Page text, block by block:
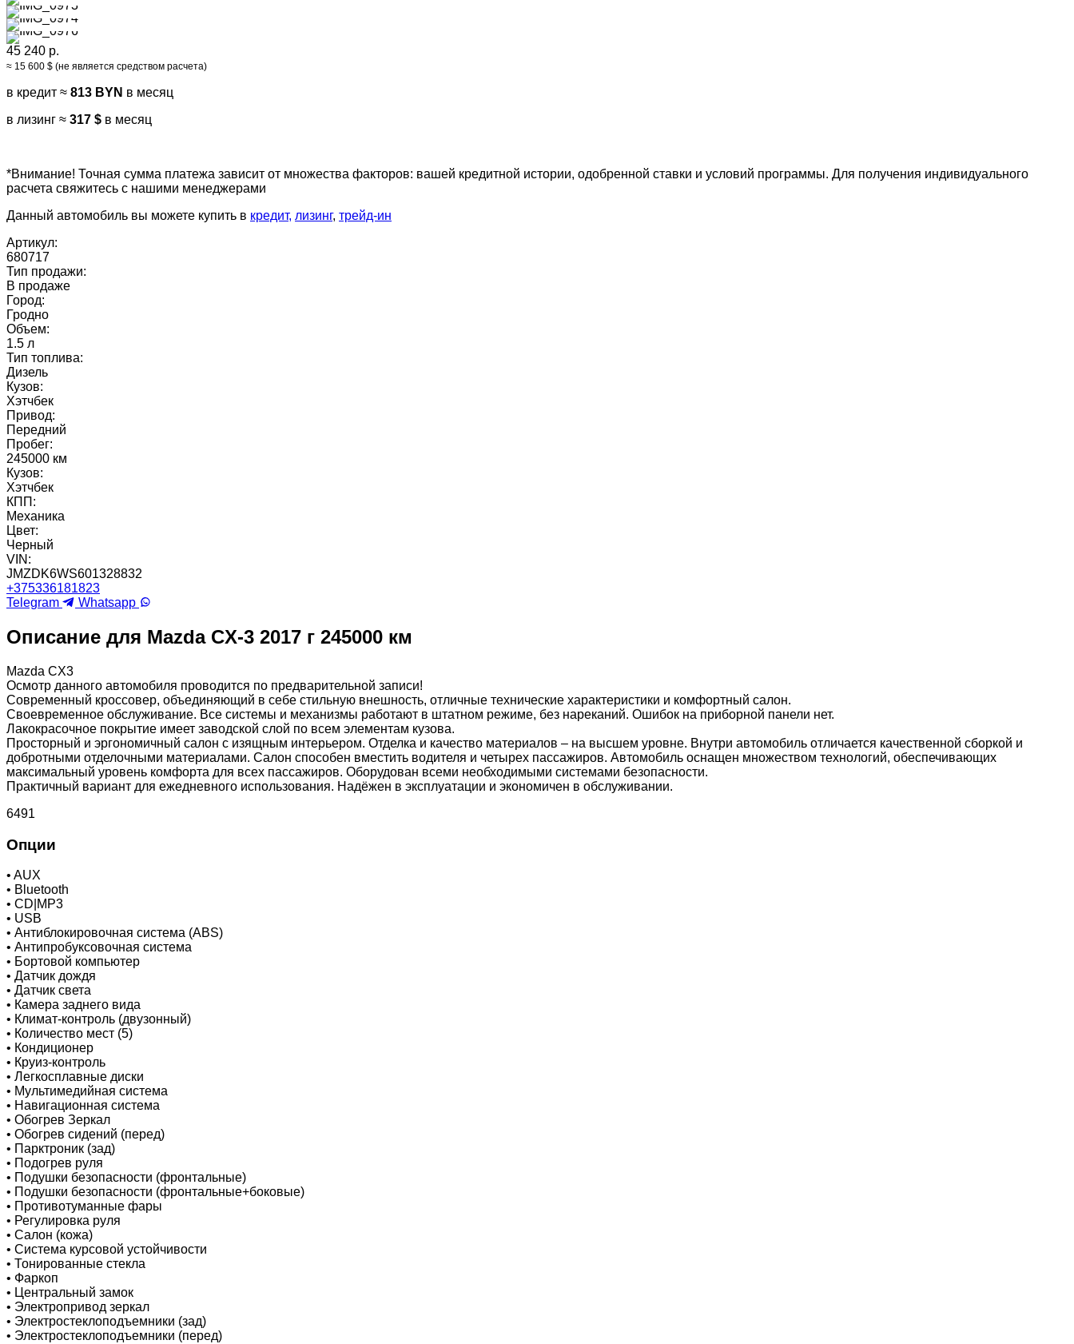
45 240 р.
≈ 15 600 $ (не является средством расчета)
в кредит ≈ 813 BYN в месяц
в лизинг ≈ 317 $ в месяц
*Внимание! Точная сумма платежа зависит от множества факторов: вашей кредитной истории, одобренной ставки и условий программы. Для получения индивидуального
расчета свяжитесь с нашими менеджерами
Данный автомобиль вы можете купить в кредит, лизинг, трейд-ин
Артикул:
680717
Тип продажи:
В продаже
Город:
Гродно
Объем:
1.5 л
Тип топлива:
Дизель
Кузов:
Хэтчбек
Привод:
Передний
Пробег:
245000 км
Кузов:
Хэтчбек
КПП:
Механика
Цвет:
Черный
VIN:
JMZDK6WS601328832
+375336181823
Telegram
Whatsapp
Описание для Mazda CX-3 2017 г 245000 км
Mazda CX3
Осмотр данного автомобиля проводится по предварительной записи!
Современный кроссовер, объединяющий в себе стильную внешность, отличные технические характеристики и комфортный салон.
Своевременное обслуживание. Все системы и механизмы работают в штатном режиме, без нареканий. Ошибок на приборной панели нет.
Лакокрасочное покрытие имеет заводской слой по всем элементам кузова.
Просторный и эргономичный салон с изящным интерьером. Отделка и качество материалов – на высшем уровне. Внутри автомобиль отличается качественной сборкой и
добротными отделочными материалами. Салон способен вместить водителя и четырех пассажиров. Автомобиль оснащен множеством технологий, обеспечивающих
максимальный уровень комфорта для всех пассажиров. Оборудован всеми необходимыми системами безопасности.
Практичный вариант для ежедневного использования. Надёжен в эксплуатации и экономичен в обслуживании.
6491
Опции
• AUX
• Bluetooth
• CD|MP3
• USB
• Антиблокировочная система (ABS)
• Антипробуксовочная система
• Бортовой компьютер
• Датчик дождя
• Датчик света
• Камера заднего вида
• Климат-контроль (двузонный)
• Количество мест (5)
• Кондиционер
• Круиз-контроль
• Легкосплавные диски
• Мультимедийная система
• Навигационная система
• Обогрев Зеркал
• Обогрев сидений (перед)
• Парктроник (зад)
• Подогрев руля
• Подушки безопасности (фронтальные)
• Подушки безопасности (фронтальные+боковые)
• Противотуманные фары
• Регулировка руля
• Салон (кожа)
• Система курсовой устойчивости
• Тонированные стекла
• Фаркоп
• Центральный замок
• Электропривод зеркал
• Электростеклоподъемники (зад)
• Электростеклоподъемники (перед)